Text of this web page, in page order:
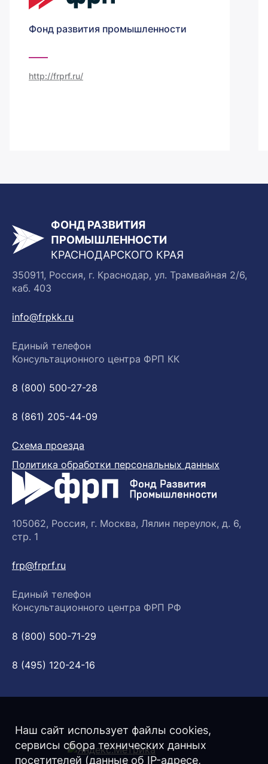
Фонд развития промышленности
http://frprf.ru/
ФОНД РАЗВИТИЯ
ПРОМЫШЛЕННОСТИ
КРАСНОДАРСКОГО КРАЯ
350911, Россия, г. Краснодар, ул. Трамвайная 2/6,
каб. 403
info@frpkk.ru
Единый телефон
Консультационного центра ФРП КК
8 (800) 500-27-28
8 (861) 205-44-09
Схема проезда
Политика обработки персональных данных
105062, Россия, г. Москва, Лялин переулок, д. 6,
стр. 1
frp@frprf.ru
Единый телефон
Консультационного центра ФРП РФ
8 (800) 500-71-29
8 (495) 120-24-16
Наш сайт использует файлы cookies,
сервисы сбора технических данных
посетителей (данные об IP-адресе,